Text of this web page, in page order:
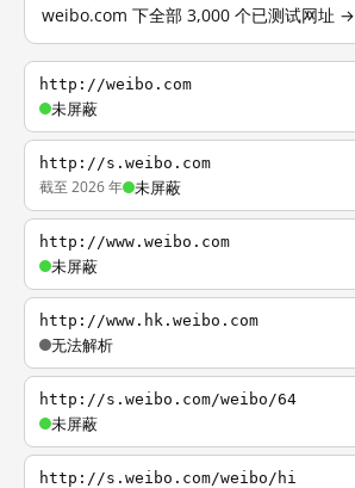
weibo.com 下全部 3,000 个已测试网址 →
http://weibo.com
未屏蔽
http://s.weibo.com
截至 2026 年 未屏蔽
http://www.weibo.com
未屏蔽
http://www.hk.weibo.com
无法解析
http://s.weibo.com/weibo/64
未屏蔽
http://s.weibo.com/weibo/hi